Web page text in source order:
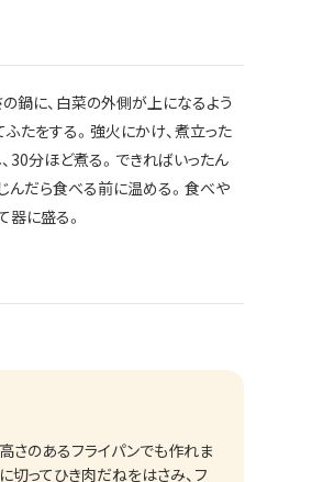
鍋に、白菜の外側が上になるよう
ふたをする。強火にかけ、煮立った
30分ほど煮る。できればいったん
んだら食べる前に温める。食べや
器に盛る。
さのあるフライパンでも作れま
切ってひき肉だねをはさみ、フ